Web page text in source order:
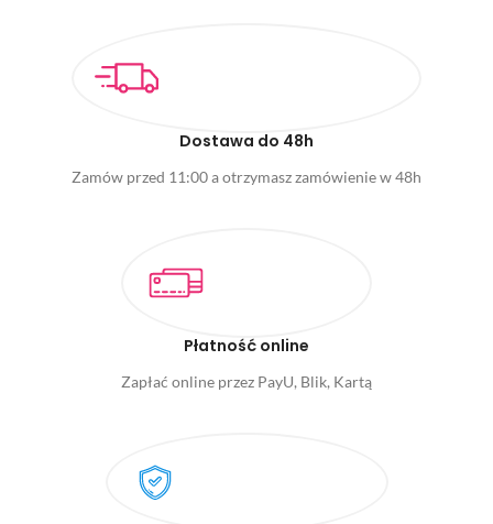
Dostawa do 48h
Zamów przed 11:00 a otrzymasz zamówienie w 48h
Płatność online
Zapłać online przez PayU, Blik, Kartą